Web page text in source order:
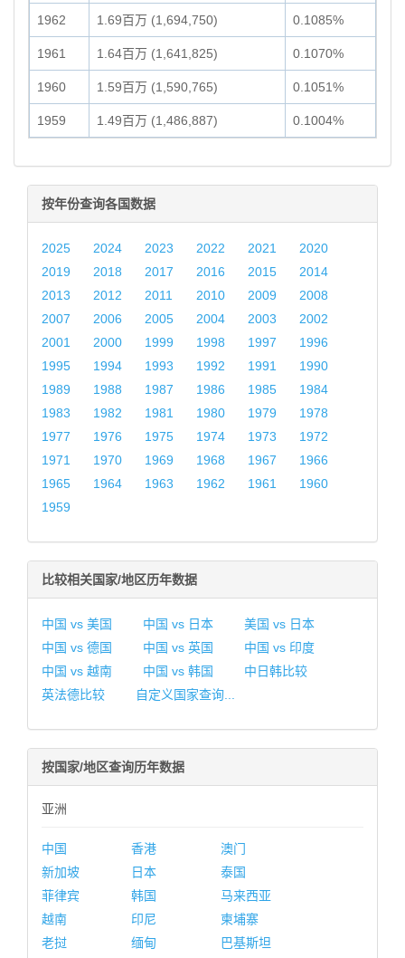
1962 1.69百万 (1,694,750) 0.1085%
1961 1.64百万 (1,641,825) 0.1070%
1960 1.59百万 (1,590,765) 0.1051%
1959 1.49百万 (1,486,887) 0.1004%
按年份查询各国数据
2025 2024 2023 2022 2021
2020
2019
2018 2017 2016 2015
2014
2013
2012 2011 2010 2009
2008
2007
2006 2005 2004 2003
2002
2001
2000 1999 1998 1997
1996
1995
1994 1993 1992 1991
1990
1989
1988 1987 1986 1985
1984
1983
1982 1981 1980 1979
1978
1977
1976 1975 1974 1973
1972
1971
1970 1969 1968 1967
1966
1965
1964 1963 1962 1961
1960
1959
比较相关国家/地区历年数据
中国 vs 美国 中国 vs 日本
美国 vs 日本
中国 vs 德国
中国 vs 英国
中国 vs 印度
中国 vs 越南
中国 vs 韩国
中日韩比较
英法德比较
自定义国家查询...
按国家/地区查询历年数据
亚洲
中国 香港
澳门
新加坡
日本
泰国
菲律宾
韩国
马来西亚
越南
印尼
柬埔寨
老挝
缅甸
巴基斯坦